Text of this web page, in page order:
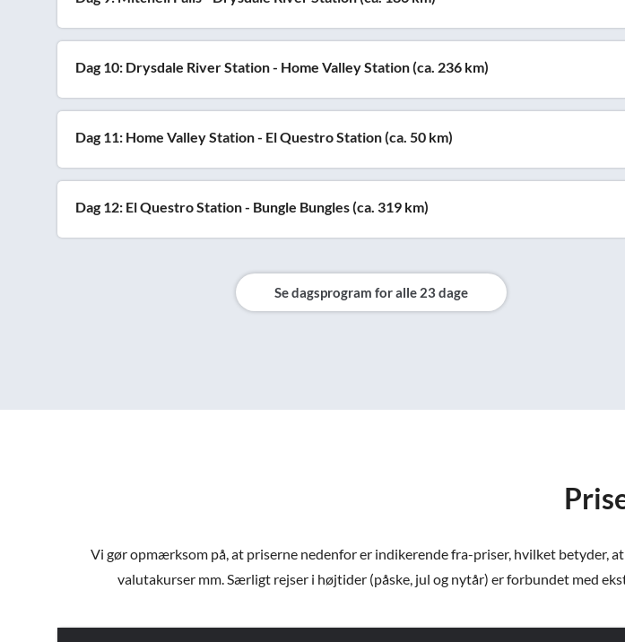
Dag 10: Drysdale River Station - Home Valley Station (ca. 236 km)
Dag 11: Home Valley Station - El Questro Station (ca. 50 km)
Dag 12: El Questro Station - Bungle Bungles (ca. 319 km)
Se dagsprogram for alle 23 dage
Vi gør opmærksom på, at priserne nedenfor er indikerende fra-priser, hvilket betyder,
valutakurser mm. Særligt rejser i højtider (påske, jul og nytår) er forbundet med